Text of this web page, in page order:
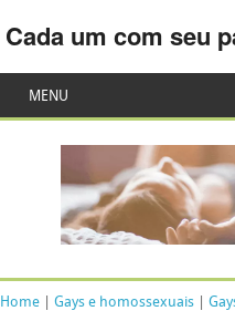
Cada um com seu
MENU
Home Gays e homossexuais